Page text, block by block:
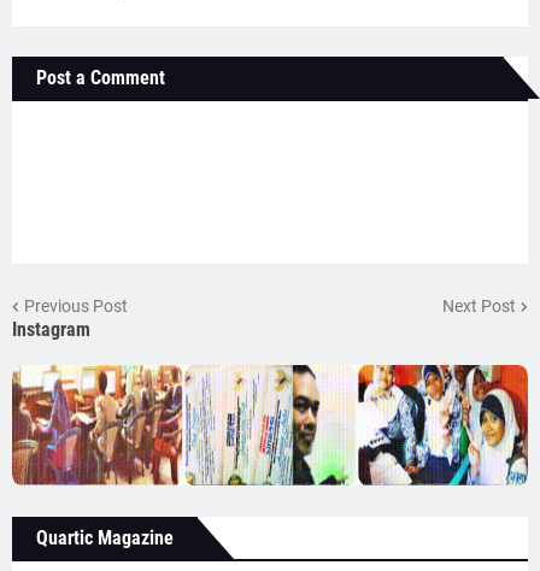
Post a Comment
Previous Post Next Post
Instagram
Quartic Magazine